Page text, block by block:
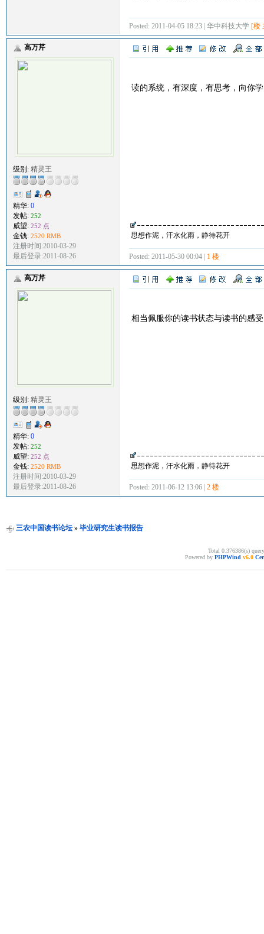
Posted: 2011-04-05 18:23 | 华中科技大学 [楼
高万芹
级别: 精灵王
精华: 0
发帖: 252
威望: 252 点
金钱: 2520 RMB
注册时间:2010-03-29
最后登录:2011-08-26
读的系统，有深度，有思考，向你
思想作泥，汗水化雨，静待花开
Posted: 2011-05-30 00:04 | 1 楼
高万芹
级别: 精灵王
精华: 0
发帖: 252
威望: 252 点
金钱: 2520 RMB
注册时间:2010-03-29
最后登录:2011-08-26
相当佩服你的读书状态与读书的感
思想作泥，汗水化雨，静待花开
Posted: 2011-06-12 13:06 | 2 楼
三农中国读书论坛» 毕业研究生读书报告
Total 0.376386(s)
Powered by PHPWind v6.0